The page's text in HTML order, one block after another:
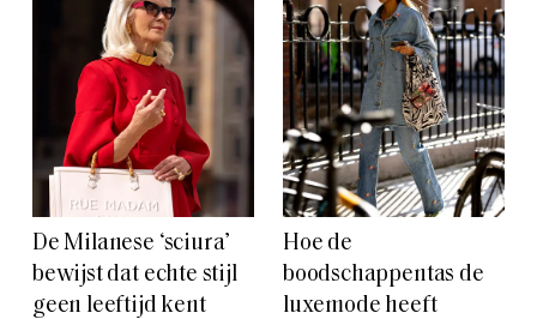
De Milanese ‘sciura’
bewijst dat echte stijl
geen leeftijd kent
Hoe de
boodschappentas de
luxemode heeft